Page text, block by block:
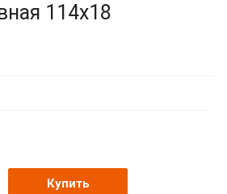
114х18
Купить